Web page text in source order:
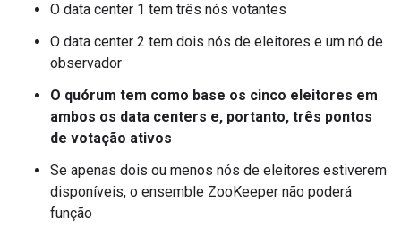
O data center 1 tem três nós votantes
O data center 2 tem dois nós de eleitores e um nó de
observador
O quórum tem como base os cinco eleitores em
ambos os data centers e, portanto, três pontos
de votação ativos
Se apenas dois ou menos nós de eleitores estiverem
disponíveis, o ensemble ZooKeeper não poderá
função